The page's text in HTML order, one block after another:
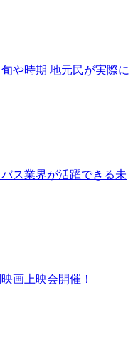
や時期 地元民が実際に
ス業界が活躍できる未
画上映会開催！